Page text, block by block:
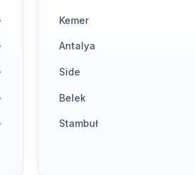
Kemer
Antalya
Side
Belek
Stambuł